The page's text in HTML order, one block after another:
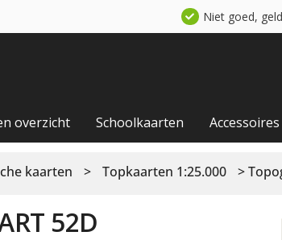
Niet goed,
overzicht Schoolkaarten Accessoires
kaarten > Topkaarten 1:25.000 >
52D